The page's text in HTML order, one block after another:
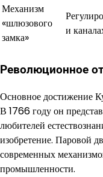
Механизм
«шлюзового
замка»
и
Революционное
Основное достижение
В 1766 году он
любителей
изобретение. Паровой
современных
промышленности.